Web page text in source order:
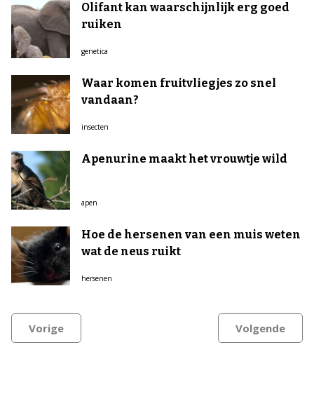
Olifant kan waarschijnlijk erg goed
ruiken
genetica
Waar komen fruitvliegjes zo snel
vandaan?
insecten
Apenurine maakt het vrouwtje wild
apen
Hoe de hersenen van een muis weten
wat de neus ruikt
hersenen
Vorige Volgende